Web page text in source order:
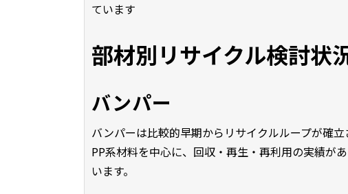
ています
部材別リサイクル検討状
バンパー
バンパーは比較的早期からリサイクルループが確立
PP系材料を中心に、回収・再生・再利用の実績が
います。